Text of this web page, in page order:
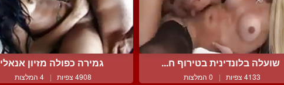
שועלה בלונדינית בטירוף ח...
4133 צפיות | 0 המלצות
גמירה כפולה מזיון אנאלי
4908 צפיות | 4 המלצות